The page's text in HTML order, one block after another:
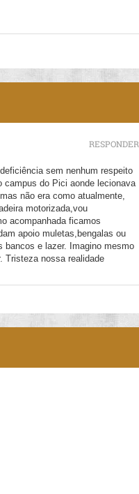
RESPONDER
sem nenhum respeito
campus do Pici aonde lecionava
não era como atualmente,
motorizada,vou
acompanhada ficamos
apoio muletas,bengalas ou
bancos e lazer. Imagino mesmo
Tristeza nossa realidade